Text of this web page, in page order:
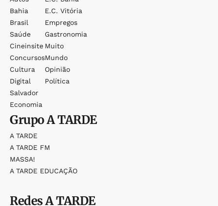
Bahia
Brasil
Saúde
Cineinsite
Concursos
Cultura
Digital
Salvador
Economia
E.c. Vitória
Empregos
Gastronomia
Muito
Mundo
Opinião
Política
GrupoA TARDE
A TARDE
A TARDE FM
MASSA!
A TARDE EDUCAÇÃO
RedesA TARDE